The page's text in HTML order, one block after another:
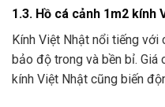
1.3. Hồ cá cảnh 1m2 kính
Kính Việt Nhật nổi tiếng
bảo độ trong và bền bỉ.
kính Việt Nhật cũng biến